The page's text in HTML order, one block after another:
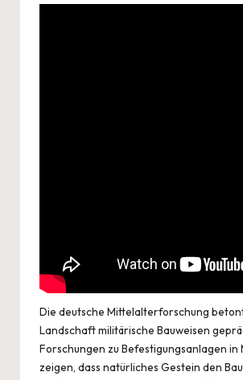
Die deutsche Mittelalterforschung
Landschaft militärische Bauweisen
Forschungen zu Befestigungsanlagen in
zeigen, dass natürliches Gestein den